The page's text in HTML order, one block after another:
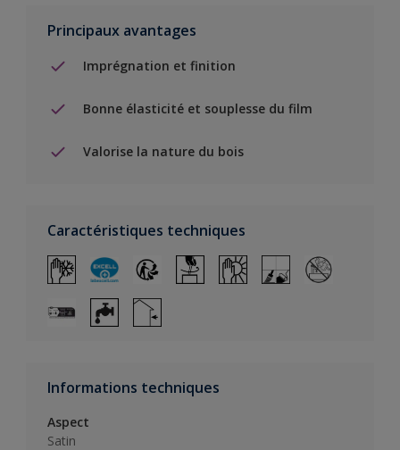
Principaux avantages
Imprégnation et finition
Bonne élasticité et souplesse du film
Valorise la nature du bois
Caractéristiques techniques
Informations techniques
Aspect
Satin